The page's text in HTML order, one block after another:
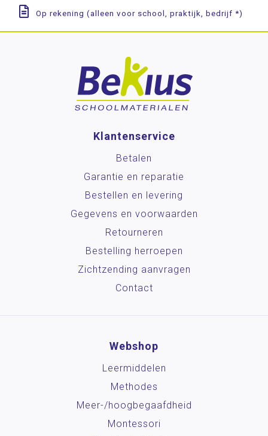
Op rekening (alleen voor school, praktijk, bedrijf *)
Klantenservice
Betalen
Garantie en reparatie
Bestellen en levering
Gegevens en voorwaarden
Retourneren
Bestelling herroepen
Zichtzending aanvragen
Contact
Webshop
Leermiddelen
Methodes
Meer-/hoog­begaafdheid
Montessori